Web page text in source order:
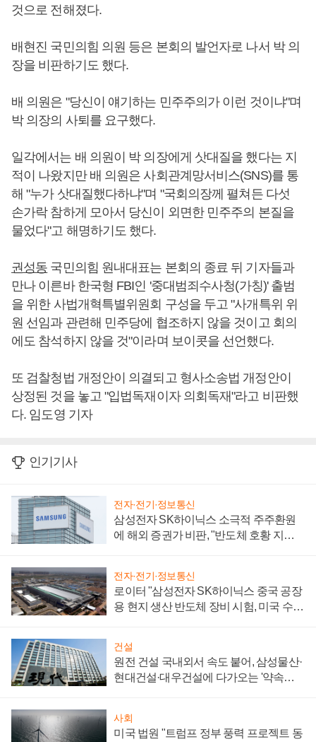
것으로 전해졌다.
배현진 국민의힘 의원 등은 본회의 발언자로 나서 박 의
장을 비판하기도 했다.
배 의원은 "당신이 얘기하는 민주주의가 이런 것이냐"며
박 의장의 사퇴를 요구했다.
일각에서는 배 의원이 박 의장에게 삿대질을 했다는 지
적이 나왔지만 배 의원은 사회관계망서비스(SNS)를 통
해 "누가 삿대질했다하냐"며 "국회의장께 펼쳐든 다섯
손가락 참하게 모아서 당신이 외면한 민주주의 본질을
물었다"고 해명하기도 했다.
권성동 국민의힘 원내대표는 본회의 종료 뒤 기자들과
만나 이른바 한국형 FBI인 '중대범죄수사청(가칭)' 출범
을 위한 사법개혁특별위원회 구성을 두고 "사개특위 위
원 선임과 관련해 민주당에 협조하지 않을 것이고 회의
에도 참석하지 않을 것"이라며 보이콧을 선언했다.
또 검찰청법 개정안이 의결되고 형사소송법 개정안이
상정된 것을 놓고 "입법독재이자 의회독재"라고 비판했
다. 임도영 기자
인기기사
전자·전기·정보통신
삼성전자 SK하이닉스 소극적 주주환원
에 해외 증권가 비판, "반도체 호황 지속
전자·전기·정보통신
로이터 "삼성전자 SK하이닉스 중국 공장
용 현지 생산 반도체 장비 시험, 미국 수출
건설
원전 건설 국내외서 속도 붙어, 삼성물산·
현대건설·대우건설에 다가오는 '약속의
사회
미국 법원 "트럼프 정부 풍력 프로젝트 동